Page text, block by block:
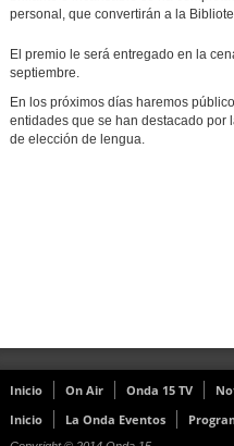
personal, que convertirán a la
El premio le será entregado en la
septiembre.
En los próximos días haremos
entidades que se han destacado por
de elección de lengua.
Inicio On Air Onda 15 TV
Inicio
La Onda Eventos